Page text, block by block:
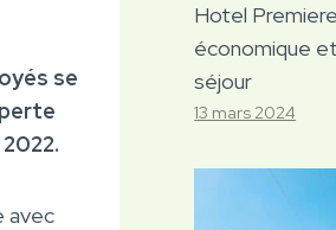
se
avec
Hotel
économique
séjour
13 mars 2024